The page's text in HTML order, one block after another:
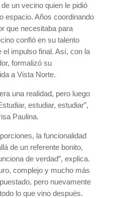
un vecino quien le pidió
espacio. Años coordinando
que necesitaba para
confió en su talento
impulso final. Así, con la
formalizó su
a Vista Norte.
una realidad, pero luego
estudiar, estudiar”,
Paulina.
la funcionalidad
de un referente bonito,
de verdad”, explica.
complejo y mucho más
pero nuevamente
lo que vino después.